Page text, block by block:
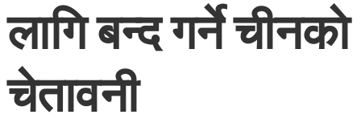
लागि बन्द गर्ने चीनकाे
चेतावनी